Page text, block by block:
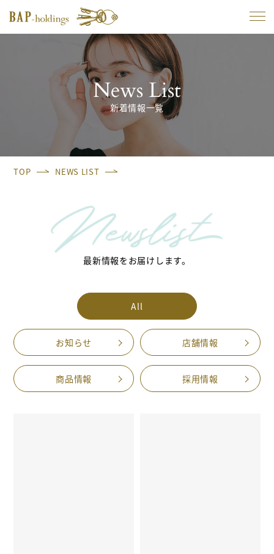
News List
新着情報一覧
TOP NEWS LIST
最新情報をお届けします。
All
お知らせ 店舗情報
商品情報 採用情報